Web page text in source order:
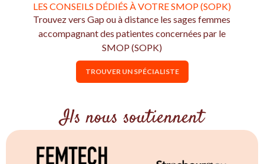
LES CONSEILS DÉDIÉS À VOTRE SMOP (SOPK)
Trouvez vers Gap ou à distance les sages femmes
accompagnant des patientes concernées par le
SMOP (SOPK)
TROUVER UN SPÉCIALISTE
Ils nous soutiennent